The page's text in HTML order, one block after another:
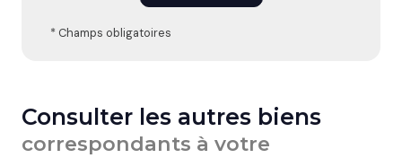
* Champs obligatoires
Consulter les autres biens
correspondants à votre